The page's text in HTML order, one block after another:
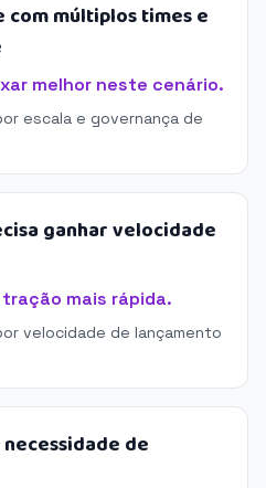
múltiplos times e
melhor neste cenário.
escala e governança de
ganhar velocidade
mais rápida.
velocidade de lançamento
de